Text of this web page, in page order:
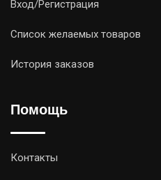
Вход/Регистрация
Список желаемых товаров
История заказов
Помощь
Контакты